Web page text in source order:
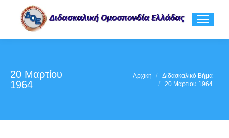
20 Μαρτίου
1964
Αρχική
Διδασκαλικό Βήμα
20 Μαρτίου 1964